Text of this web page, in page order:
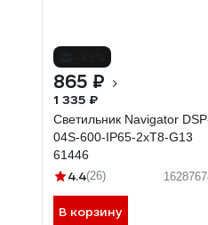
865 ₽
1 335 ₽
Светильник Navigator
04S-600-IP65-2хT8-G13
61446
4.4(26)
В корзину